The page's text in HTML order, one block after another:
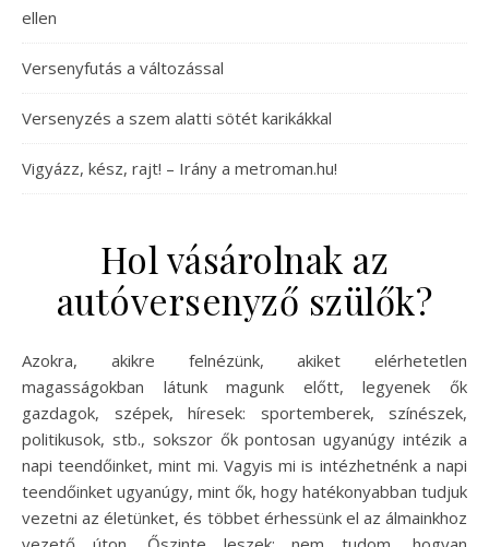
ellen
Versenyfutás a változással
Versenyzés a szem alatti sötét karikákkal
Vigyázz, kész, rajt! – Irány a metroman.hu!
Hol vásárolnak az
autóversenyző szülők?
Azokra, akikre felnézünk, akiket elérhetetlen
magasságokban látunk magunk előtt, legyenek ők
gazdagok, szépek, híresek: sportemberek, színészek,
politikusok, stb., sokszor ők pontosan ugyanúgy intézik a
napi teendőinket, mint mi. Vagyis mi is intézhetnénk a napi
teendőinket ugyanúgy, mint ők, hogy hatékonyabban tudjuk
vezetni az életünket, és többet érhessünk el az álmainkhoz